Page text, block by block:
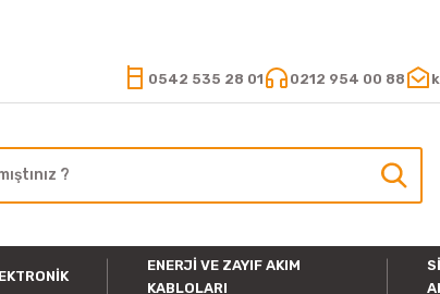
0542 535 28 01 0212 954 00 88
ENERJI VE ZAYIF AKIM
KABLOLARI